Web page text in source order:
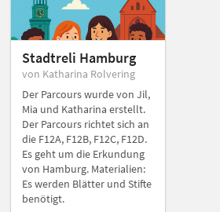
Stadtreli Hamburg
von Katharina Rolvering
Der Parcours wurde von Jil,
Mia und Katharina erstellt.
Der Parcours richtet sich an
die F12A, F12B, F12C, F12D.
Es geht um die Erkundung
von Hamburg. Materialien:
Es werden Blätter und Stifte
benötigt.